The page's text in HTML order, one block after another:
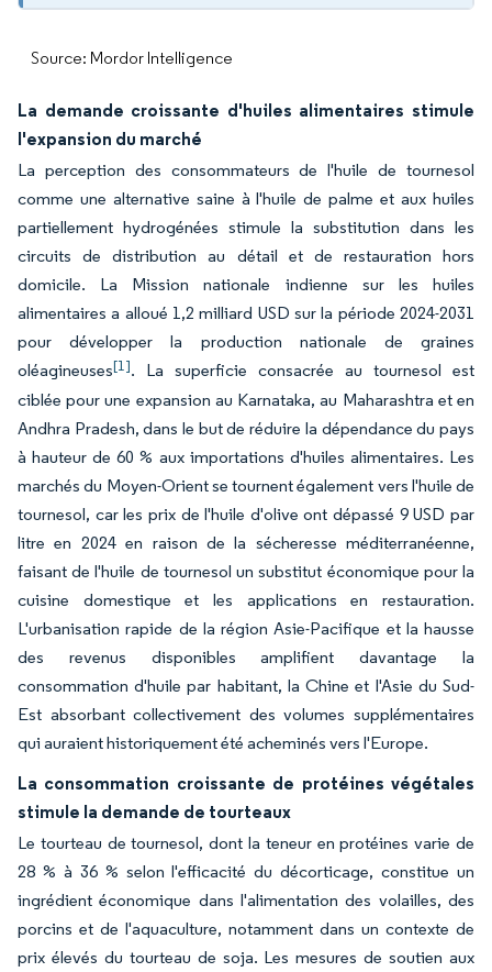
Source: Mordor Intelligence
La demande croissante d'huiles alimentaires stimule
l'expansion du marché
La perception des consommateurs de l'huile de tournesol
comme une alternative saine à l'huile de palme et aux huiles
partiellement hydrogénées stimule la substitution dans les
circuits de distribution au détail et de restauration hors
domicile. La Mission nationale indienne sur les huiles
alimentaires a alloué 1,2 milliard USD sur la période 2024-2031
pour développer la production nationale de graines
oléagineuses[1]. La superficie consacrée au tournesol est
ciblée pour une expansion au Karnataka, au Maharashtra et en
Andhra Pradesh, dans le but de réduire la dépendance du pays
à hauteur de 60 % aux importations d'huiles alimentaires. Les
marchés du Moyen-Orient se tournent également vers l'huile de
tournesol, car les prix de l'huile d'olive ont dépassé 9 USD par
litre en 2024 en raison de la sécheresse méditerranéenne,
faisant de l'huile de tournesol un substitut économique pour la
cuisine domestique et les applications en restauration.
L'urbanisation rapide de la région Asie-Pacifique et la hausse
des revenus disponibles amplifient davantage la
consommation d'huile par habitant, la Chine et l'Asie du Sud-
Est absorbant collectivement des volumes supplémentaires
qui auraient historiquement été acheminés vers l'Europe.
La consommation croissante de protéines végétales
stimule la demande de tourteaux
Le tourteau de tournesol, dont la teneur en protéines varie de
28 % à 36 % selon l'efficacité du décorticage, constitue un
ingrédient économique dans l'alimentation des volailles, des
porcins et de l'aquaculture, notamment dans un contexte de
prix élevés du tourteau de soja. Les mesures de soutien aux